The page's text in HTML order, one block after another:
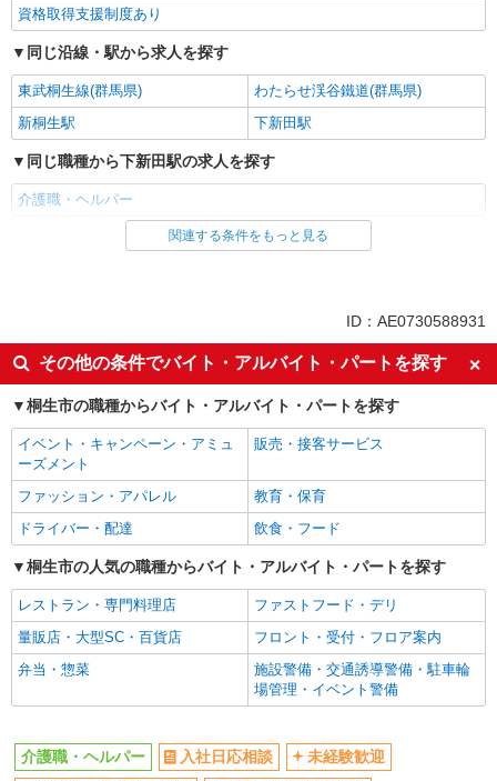
資格取得支援制度あり
同じ沿線・駅から求人を探す
東武桐生線(群馬県)
わたらせ渓谷鐵道(群馬県)
新桐生駅
下新田駅
同じ職種から下新田駅の求人を探す
介護職・ヘルパー
同じ雇用形態から下新田駅の求人を探す
入社日応相談
未経験歓迎
経験者・有資格者歓迎
新卒・第二新卒歓迎
女性活躍中
主婦・主夫歓迎
フリーター歓迎
学歴不問
ブランクOK
ミドル（40代～）活躍中
エルダー（50代～）活躍中
シニア（60代～）活躍中
高収入・高額
ボーナス・賞与あり
昇給あり
完全週休2日制
フルタイム歓迎
禁煙・分煙
駅直結・駅チカ
車通勤OK
バイク通勤OK
自転車通勤OK
残業少なめ（月20h未満）
交通費支給
社会保険あり
産休・育休取得実績あり
退職金・財形貯蓄制度あり
各種手当（家族・役職・インセン
関連する条件をもっと見る
ID：AE0730588931
その他の条件でバイト・アルバイト・パートを探す
桐生市の職種からバイト・アルバイト・パートを探す
イベント・キャンペーン・アミュ
ーズメント
販売・接客サービス
ファッション・アパレル
教育・保育
ドライバー・配達
飲食・フード
桐生市の人気の職種からバイト・アルバイト・パートを探す
レストラン・専門料理店
ファストフード・デリ
量販店・大型SC・百貨店
フロント・受付・フロア案内
弁当・惣菜
施設警備・交通誘導警備・駐車輪
場管理・イベント警備
介護職・ヘルパー 入社日応相談
未経験歓迎